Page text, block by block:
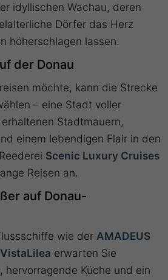
idyllischen Wachau, deren
Dörfer das Herz
höherschlagen lassen.
der Donau
möchte, kann die Strecke
– eine Stadt voller
Stadtmauern,
einem lebendigen Flair in den
Scenic Luxury Cruises
Reisen an.
auf Donau-
wie der AMADEUS
erwarten Sie
hervorragende Küche und ein